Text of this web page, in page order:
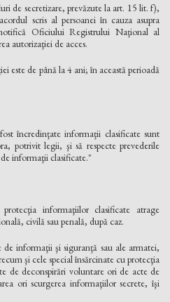
de secretizare, prevăzute la art. 15 lit. f),
scris al persoanei în cauza asupra
Oficiului Registrului Naţional al
autorizaţiei de acces.
este de până la 4 ani; în această perioadă
încredinţate informaţii clasificate sunt
potrivit legii, şi să respecte prevederile
informaţii clasificate."
informaţiilor clasificate atrage
civilă sau penală, după caz.
informaţii şi siguranţă sau ale armatei,
şi cele special însărcinate cu protecţia
de deconspirări voluntare ori de acte de
ori scurgerea informaţiilor secrete, îşi